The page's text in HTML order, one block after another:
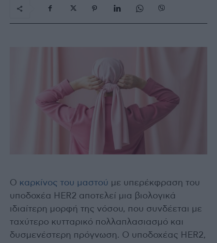
Ο καρκίνος του μαστού με υπερέκφραση του
υποδοχέα HER2 αποτελεί μια βιολογικά
ιδιαίτερη μορφή της νόσου, που συνδέεται με
ταχύτερο κυτταρικό πολλαπλασιασμό και
δυσμενέστερη πρόγνωση. Ο υποδοχέας HER2,